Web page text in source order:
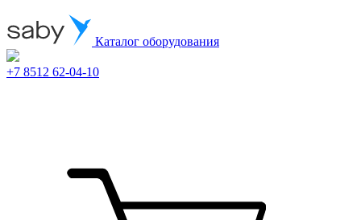
Каталог оборудования
+7 8512 62-04-10